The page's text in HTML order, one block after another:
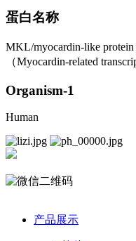
蛋白名称
MKL/myocardin-like protein
（Myocardin-related
Organism-1
Human
产品展示